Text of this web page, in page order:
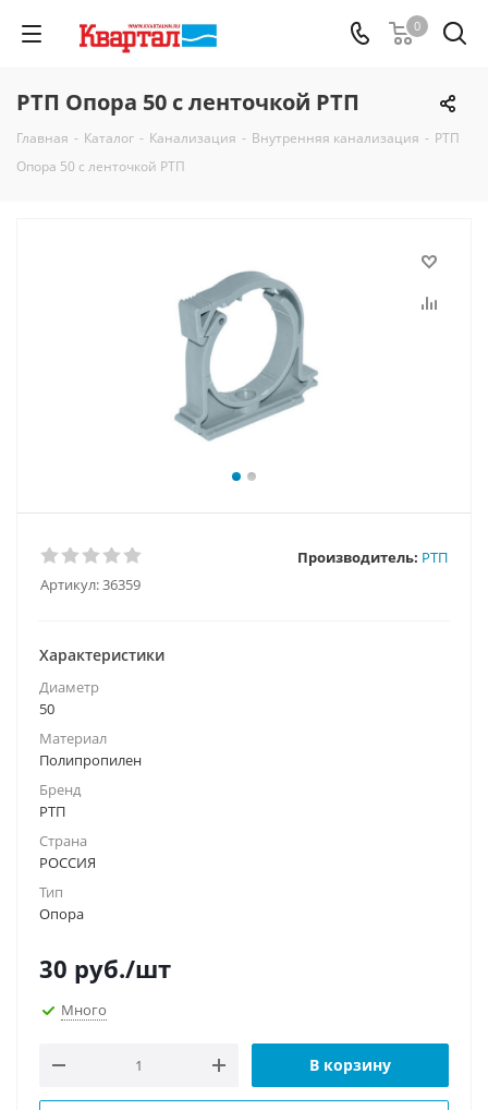
0
РТП Опора 50 с ленточкой РТП
Главная - Каталог - Канализация - Внутренняя канализация - РТП
Опора 50 с ленточкой РТП
Артикул:36359
Производитель: РТП
Характеристики
Диаметр
50
Материал
Полипропилен
Бренд
РТП
Страна
РОССИЯ
Тип
Опора
30 руб./шт
Много
В корзину